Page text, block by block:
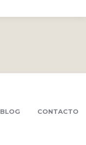
BLOG CONTACTO